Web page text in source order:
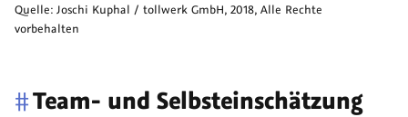
Quelle: Joschi Kuphal / tollwerk GmbH, 2018, Alle Rechte
vorbehalten
#Team- und Selbsteinschätzung